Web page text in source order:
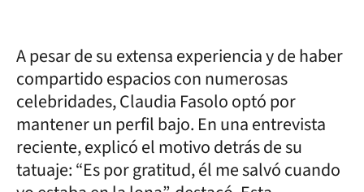
A pesar de su extensa experiencia y de haber
compartido espacios con numerosas
celebridades, Claudia Fasolo optó por
mantener un perfil bajo. En una entrevista
reciente, explicó el motivo detrás de su
tatuaje: “Es por gratitud, él me salvó cuando